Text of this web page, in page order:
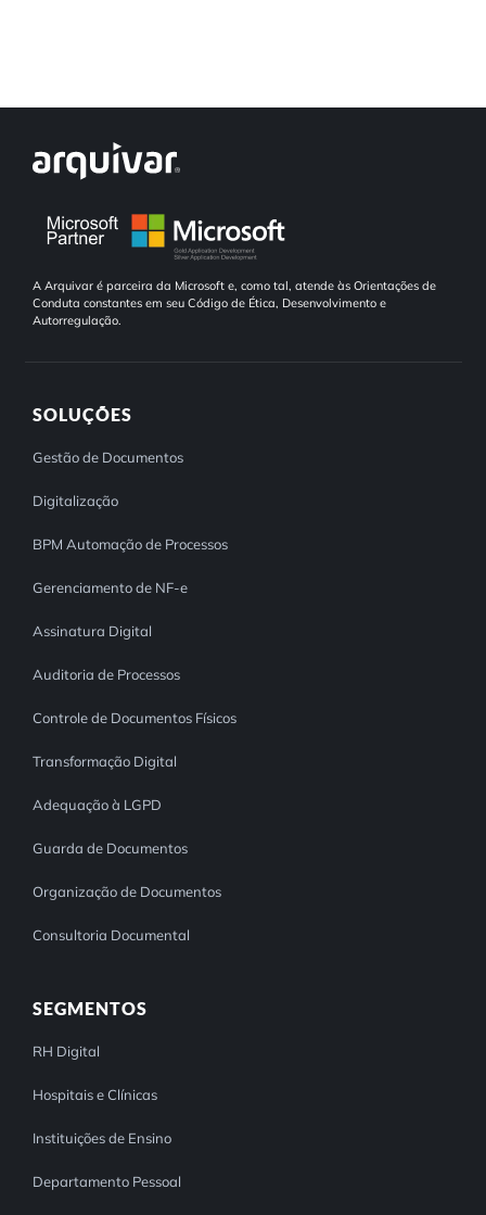
A Arquivar é parceira da Microsoft e, como tal, atende às Orientações de
Conduta constantes em seu Código de Ética, Desenvolvimento e
Autorregulação.
SOLUÇÕES
Gestão de Documentos
Digitalização
BPM Automação de Processos
Gerenciamento de NF-e
Assinatura Digital
Auditoria de Processos
Controle de Documentos Físicos
Transformação Digital
Adequação à LGPD
Guarda de Documentos
Organização de Documentos
Consultoria Documental
SEGMENTOS
RH Digital
Hospitais e Clínicas
Instituições de Ensino
Departamento Pessoal